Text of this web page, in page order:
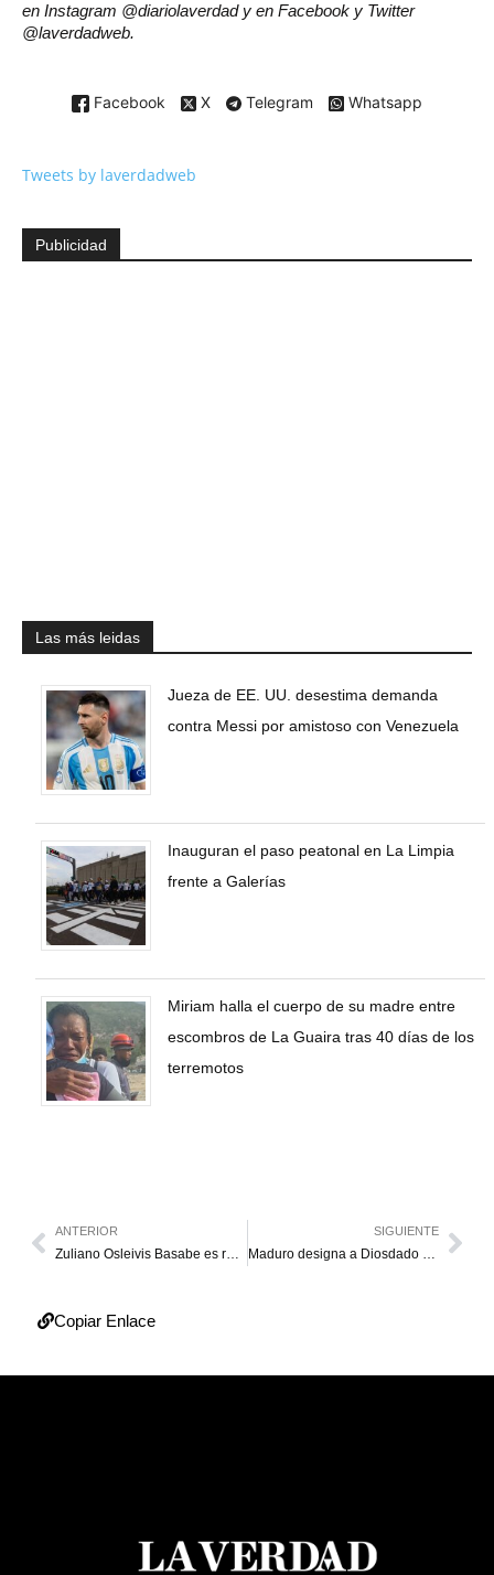
en Instagram @diariolaverdad y en Facebook y Twitter
@laverdadweb.
Facebook X Telegram Whatsapp
Tweets by laverdadweb
Publicidad
Las más leidas
Jueza de EE. UU. desestima demanda
contra Messi por amistoso con Venezuela
Inauguran el paso peatonal en La Limpia
frente a Galerías
Miriam halla el cuerpo de su madre entre
escombros de La Guaira tras 40 días de los
terremotos
ANTERIOR
Zuliano Osleivis Basabe es refuerzo de Gigantes de San Francisco
SIGUIENTE
Maduro designa a Diosdado Cabello secretario general del Psuv
Copiar Enlace